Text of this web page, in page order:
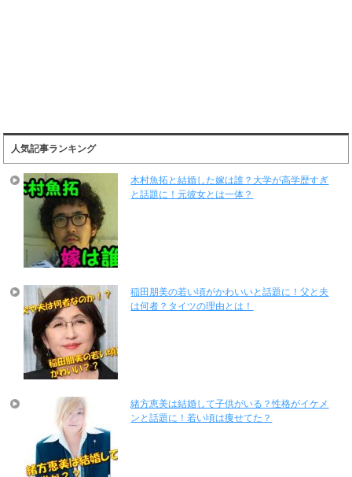
人気記事ランキング
木村魚拓と結婚した嫁は誰？大学が高学歴すぎ
と話題に！元彼女とは一体？
稲田朋美の若い頃がかわいいと話題に！父と夫
は何者？タイツの理由とは！
緒方恵美は結婚して子供がいる？性格がイケメ
ンと話題に！若い頃は痩せてた？